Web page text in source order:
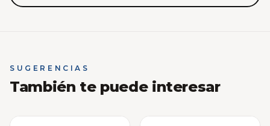
SUGERENCIAS
También te puede interesar